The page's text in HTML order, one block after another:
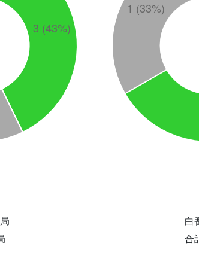
白
合